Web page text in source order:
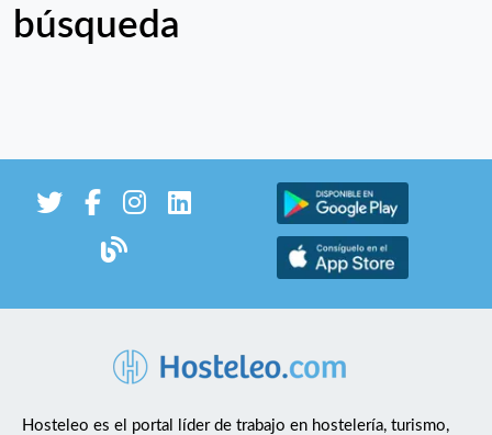
búsqueda
Hosteleo es el portal líder de trabajo en hostelería, turismo,